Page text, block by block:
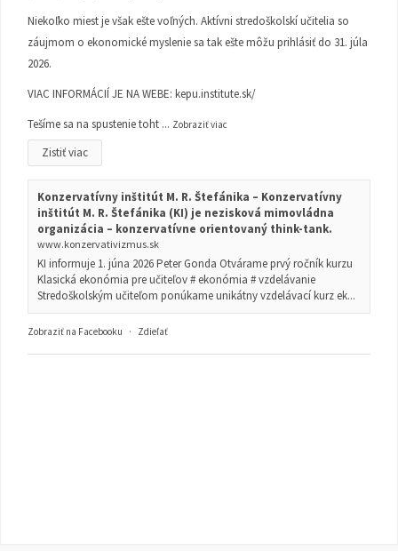
Niekoľko miest je však ešte voľných. Aktívni stredoškolskí učitelia so
záujmom o ekonomické myslenie sa tak ešte môžu prihlásiť do 31. júla
2026.
VIAC INFORMÁCIÍ JE NA WEBE: kepu.institute.sk/
Tešíme sa na spustenie toht ... Zobraziť viac
Zistiť viac
Konzervatívny inštitút M. R. Štefánika – Konzervatívny
inštitút M. R. Štefánika (KI) je nezisková mimovládna
organizácia – konzervatívne orientovaný think-tank.
www.konzervativizmus.sk
KI informuje 1. júna 2026 Peter Gonda Otvárame prvý ročník kurzu
Klasická ekonómia pre učiteľov # ekonómia # vzdelávanie
Stredoškolským učiteľom ponúkame unikátny vzdelávací kurz ek...
Zobraziť na Facebooku · Zdieľať